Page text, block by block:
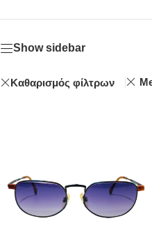
Show sidebar
Καθαρισμός φίλτρων